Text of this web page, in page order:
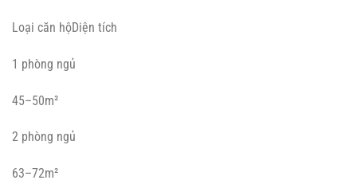
Loại căn hộDiện tích
1 phòng ngủ
45–50m²
2 phòng ngủ
63–72m²